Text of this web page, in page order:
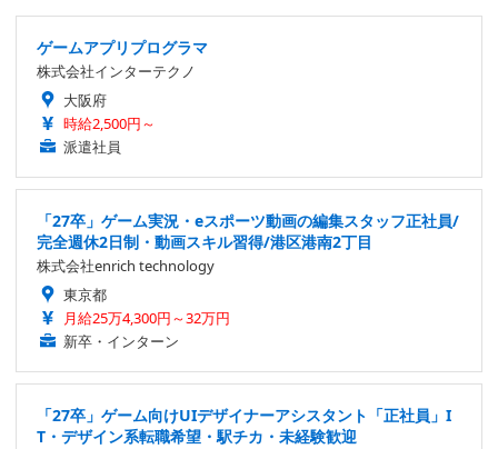
ゲームアプリプログラマ
株式会社インターテクノ
大阪府
時給2,500円～
派遣社員
「27卒」ゲーム実況・eスポーツ動画の編集スタッフ正社員/
完全週休2日制・動画スキル習得/港区港南2丁目
株式会社enrich technology
東京都
月給25万4,300円～32万円
新卒・インターン
「27卒」ゲーム向けUIデザイナーアシスタント「正社員」I
T・デザイン系転職希望・駅チカ・未経験歓迎